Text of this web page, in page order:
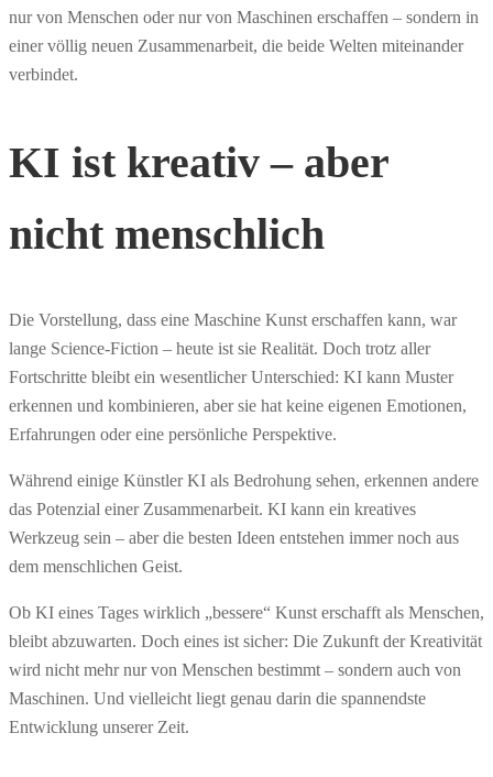
nur von Menschen oder nur von Maschinen erschaffen – sondern in
einer völlig neuen Zusammenarbeit, die beide Welten miteinander
verbindet.
KI ist kreativ – aber
nicht menschlich
Die Vorstellung, dass eine Maschine Kunst erschaffen kann, war
lange Science-Fiction – heute ist sie Realität. Doch trotz aller
Fortschritte bleibt ein wesentlicher Unterschied: KI kann Muster
erkennen und kombinieren, aber sie hat keine eigenen Emotionen,
Erfahrungen oder eine persönliche Perspektive.
Während einige Künstler KI als Bedrohung sehen, erkennen andere
das Potenzial einer Zusammenarbeit. KI kann ein kreatives
Werkzeug sein – aber die besten Ideen entstehen immer noch aus
dem menschlichen Geist.
Ob KI eines Tages wirklich „bessere“ Kunst erschafft als Menschen,
bleibt abzuwarten. Doch eines ist sicher: Die Zukunft der Kreativität
wird nicht mehr nur von Menschen bestimmt – sondern auch von
Maschinen. Und vielleicht liegt genau darin die spannendste
Entwicklung unserer Zeit.